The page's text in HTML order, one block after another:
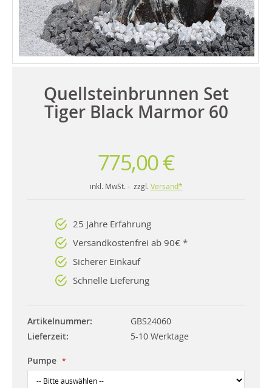
Quellsteinbrunnen Set
Tiger Black Marmor 60
775,00 €
inkl. MwSt. - zzgl. Versand*
25 Jahre Erfahrung
Versandkostenfrei ab 90€ *
Sicherer Einkauf
Schnelle Lieferung
Artikelnummer
GBS24060
Lieferzeit
5-10 Werktage
Pumpe